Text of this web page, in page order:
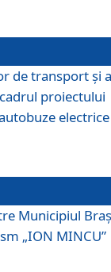
de transport și a
proiectului
Municipiul
„ION MINCU”